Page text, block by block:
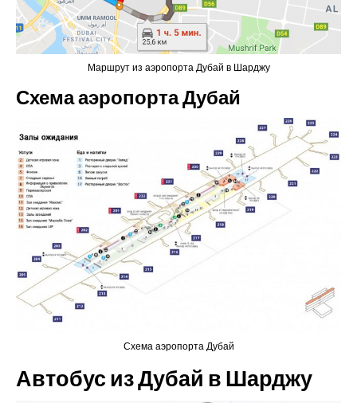
Маршрут из аэропорта Дубай в Шарджу
Схема аэропорта Дубай
Схема аэропорта Дубай
Автобус из Дубай в Шарджу